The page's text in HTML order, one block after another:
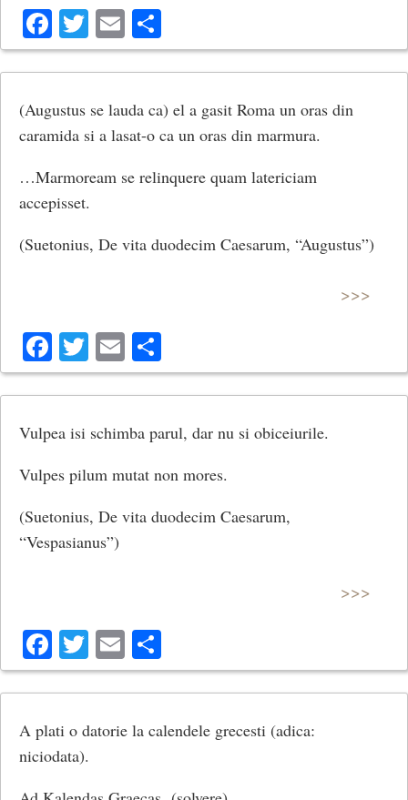
Facebook
Twitter
Email
(Augustus se lauda ca) el a gasit Roma un oras din
caramida si a lasat-o ca un oras din marmura.
…Marmoream se relinquere quam latericiam
accepisset.
(Suetonius, De vita duodecim Caesarum, “Augustus”)
>>>
Facebook
Twitter
Email
Vulpea isi schimba parul, dar nu si obiceiurile.
Vulpes pilum mutat non mores.
(Suetonius, De vita duodecim Caesarum,
“Vespasianus”)
>>>
Facebook
Twitter
Email
A plati o datorie la calendele grecesti (adica:
niciodata).